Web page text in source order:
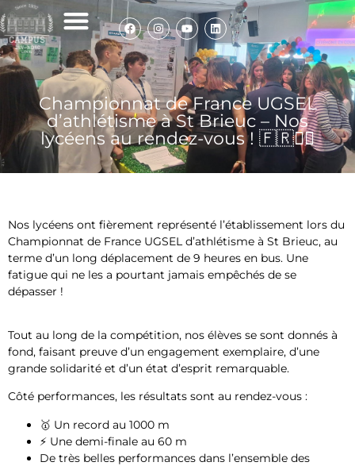
Championnat de France UGSEL
d’athlétisme à St Brieuc – Nos
lycéens au rendez-vous ! 🇫🇷🏃‍♀️
Nos lycéens ont fièrement représenté l’établissement lors du
Championnat de France UGSEL d’athlétisme à St Brieuc, au
terme d’un long déplacement de 9 heures en bus. Une
fatigue qui ne les a pourtant jamais empêchés de se
dépasser !
Tout au long de la compétition, nos élèves se sont donnés à
fond, faisant preuve d’un engagement exemplaire, d’une
grande solidarité et d’un état d’esprit remarquable.
Côté performances, les résultats sont au rendez-vous :
🥇 Un record au 1000 m
⚡ Une demi-finale au 60 m
De très belles performances dans l’ensemble des